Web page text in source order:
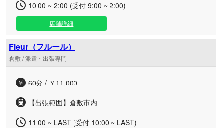
10:00 ~ 2:00 (受付 9:00 ~ 2:00)
店舗詳細
Fleur（フルール）
倉敷 / 派遣・出張専門
60分 / ￥11,000
【出張範囲】倉敷市内
11:00 ~ LAST (受付 10:00 ~ LAST)